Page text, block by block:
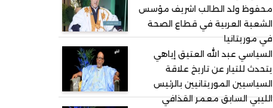
محفوظ ولد الطالب اشريف مؤسس
الشعبة العربية في قطاع الصحة
في موريتانيا
السياسي عبد الله العتيق إياهي
يتحدث للتيار عن تاريخ علاقة
السياسيين الموريتانيين بالرئيس
الليبي السابق معمر القذافي